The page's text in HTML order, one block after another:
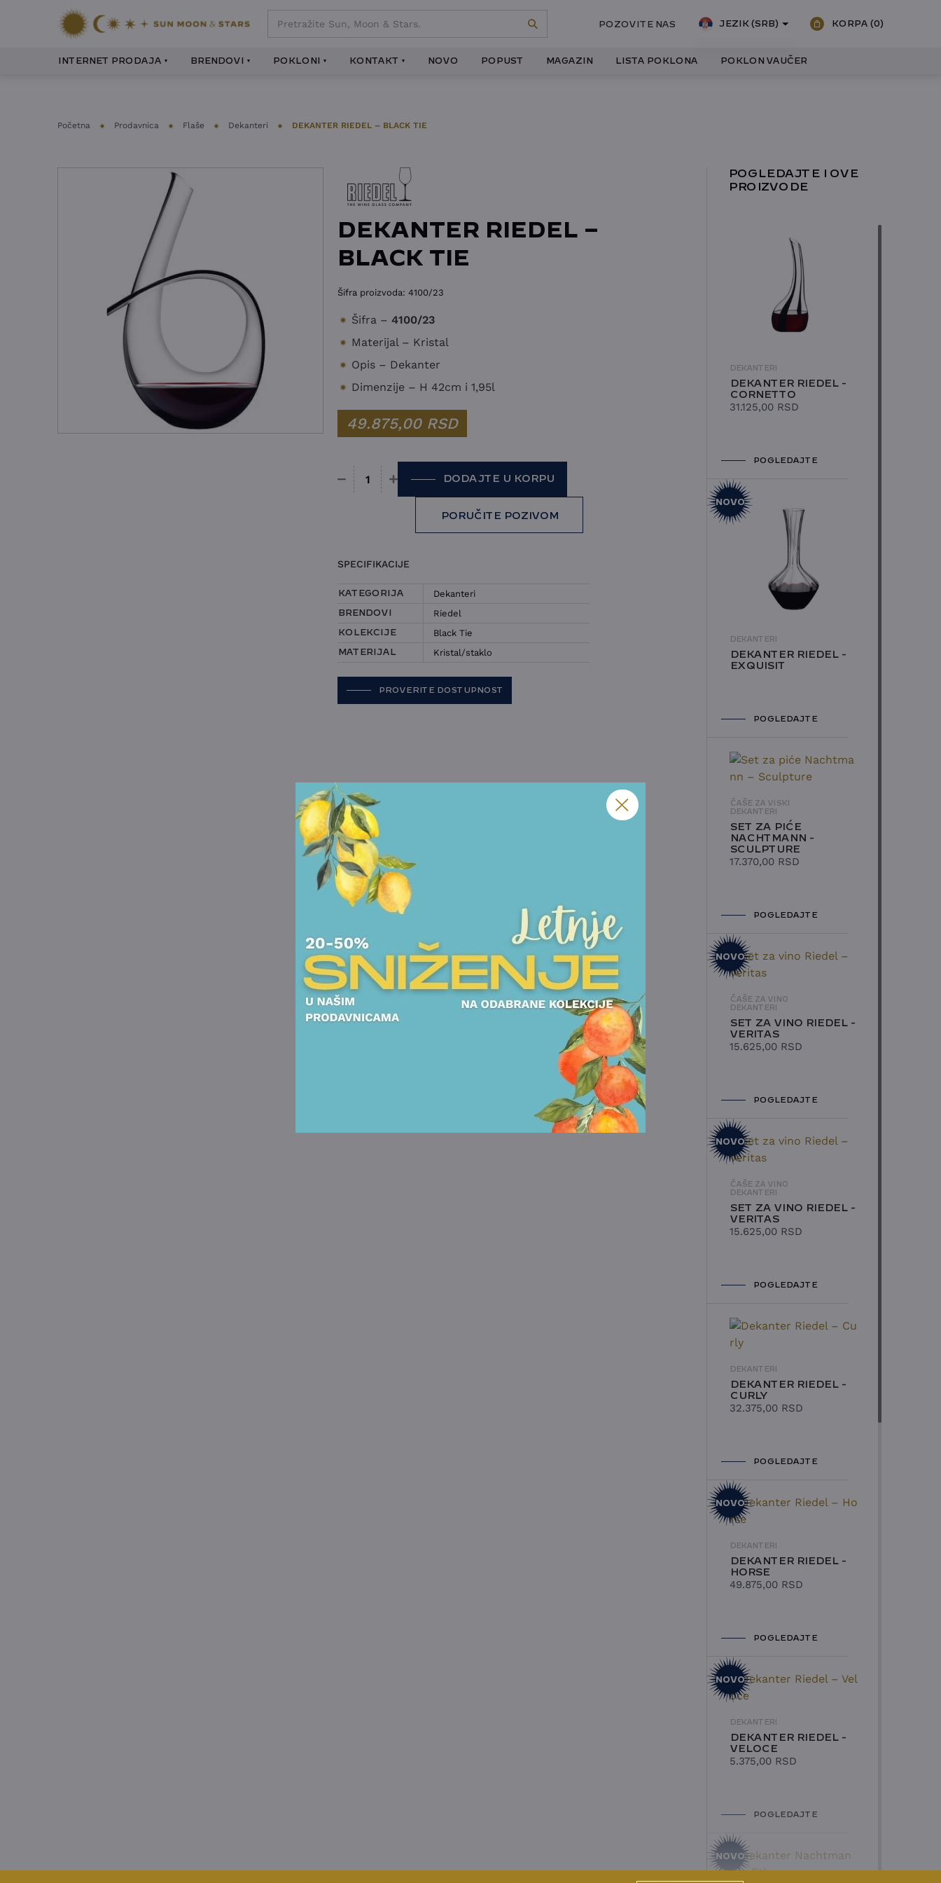
POZOVITE NAS JEZIK (SRB) KORPA (0)
INTERNET PRODAJA BRENDOVI POKLONI KONTAKT NOVO POPUST MAGAZIN LISTA POKLONA POKLON VAUČER
Početna Prodavnica Flaše Dekanteri DEKANTER RIEDEL – BLACK TIE
DEKANTER RIEDEL –
BLACK TIE
Šifra proizvoda: 4100/23
Šifra – 4100/23
Materijal – Kristal
Opis – Dekanter
Dimenzije – H 42cm i 1,95l
49.875,00 RSD
Dekanter Riedel - Black Tie količina
DODAJTE U KORPU
PORUČITE POZIVOM
SPECIFIKACIJE
KATEGORIJA Dekanteri
BRENDOVI Riedel
KOLEKCIJE Black Tie
MATERIJAL Kristal/staklo
PROVERITE DOSTUPNOST
POGLEDAJTE I OVE
PROIZVODE
DEKANTERI
DEKANTER RIEDEL -
CORNETTO
31.125,00 RSD
POGLEDAJTE
NOVO
DEKANTERI
DEKANTER RIEDEL -
EXQUISIT
POGLEDAJTE
ČAŠE ZA VISKI
DEKANTERI
SET ZA PIĆE
NACHTMANN -
SCULPTURE
17.370,00 RSD
POGLEDAJTE
NOVO
ČAŠE ZA VINO
DEKANTERI
SET ZA VINO RIEDEL -
VERITAS
15.625,00 RSD
POGLEDAJTE
NOVO
ČAŠE ZA VINO
DEKANTERI
SET ZA VINO RIEDEL -
VERITAS
15.625,00 RSD
POGLEDAJTE
DEKANTERI
DEKANTER RIEDEL -
CURLY
32.375,00 RSD
POGLEDAJTE
NOVO
DEKANTERI
DEKANTER RIEDEL -
HORSE
49.875,00 RSD
POGLEDAJTE
NOVO
DEKANTERI
DEKANTER RIEDEL -
VELOCE
5.375,00 RSD
POGLEDAJTE
NOVO